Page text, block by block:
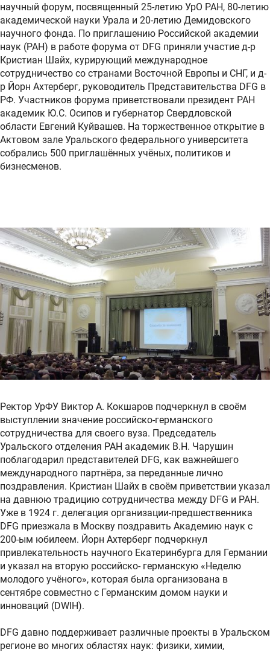
научный форум, посвященный 25-летию УрО РАН, 80-летию
академической науки Урала и 20-летию Демидовского
научного фонда. По приглашению Российской академии
наук (РАН) в работе форума от DFG приняли участие д-р
Кристиан Шайх, курирующий международное
сотрудничество со странами Восточной Европы и СНГ, и д-
р Йорн Ахтерберг, руководитель Представительства DFG в
РФ. Участников форума приветствовали президент РАН
академик Ю.С. Осипов и губернатор Свердловской
области Евгений Куйвашев. На торжественное открытие в
Актовом зале Уральского федерального университета
собрались 500 приглашённых учёных, политиков и
бизнесменов.
Ректор УрФУ Виктор А. Кокшаров подчеркнул в своём
выступлении значение российско-германского
сотрудничества для своего вуза. Председатель
Уральского отделения РАН академик В.Н. Чарушин
поблагодарил представителей DFG, как важнейшего
международного партнёра, за переданные лично
поздравления. Кристиан Шайх в своём приветствии указал
на давнюю традицию сотрудничества между DFG и РАН.
Уже в 1924 г. делегация организации-предшественника
DFG приезжала в Москву поздравить Академию наук с
200-ым юбилеем. Йорн Ахтерберг подчеркнул
привлекательность научного Екатеринбурга для Германии
и указал на вторую российско- германскую «Неделю
молодого учёного», которая была организована в
сентябре совместно с Германским домом науки и
инноваций (DWIH).
DFG давно поддерживает различные проекты в Уральском
регионе во многих областях наук: физики, химии,